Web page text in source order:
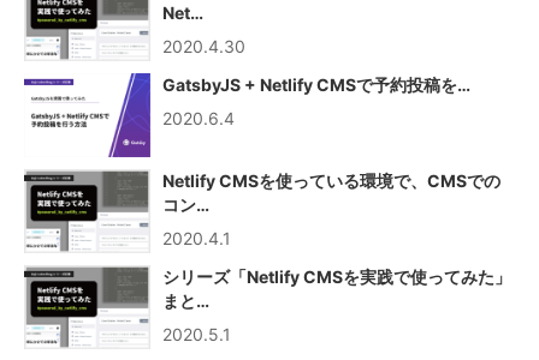
Net…
2020.4.30
GatsbyJS + Netlify CMSで予約投稿を…
2020.6.4
Netlify CMSを使っている環境で、CMSでの
コン…
2020.4.1
シリーズ「Netlify CMSを実践で使ってみた」
まと…
2020.5.1